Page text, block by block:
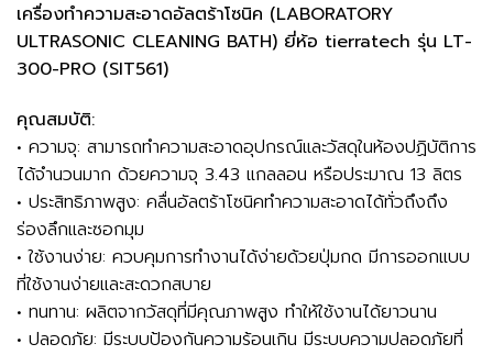
เครื่องทำความสะอาดอัลตร้าโซนิค (LABORATORY
ULTRASONIC CLEANING BATH) ยี่ห้อ tierratech รุ่น LT-
300-PRO (SIT561)
คุณสมบัติ:
• ความจุ: สามารถทำความสะอาดอุปกรณ์และวัสดุในห้องปฏิบัติการ
ได้จำนวนมาก ด้วยความจุ 3.43 แกลลอน หรือประมาณ 13 ลิตร
• ประสิทธิภาพสูง: คลื่นอัลตร้าโซนิคทำความสะอาดได้ทั่วถึงถึง
ร่องลึกและซอกมุม
• ใช้งานง่าย: ควบคุมการทำงานได้ง่ายด้วยปุ่มกด มีการออกแบบ
ที่ใช้งานง่ายและสะดวกสบาย
• ทนทาน: ผลิตจากวัสดุที่มีคุณภาพสูง ทำให้ใช้งานได้ยาวนาน
• ปลอดภัย: มีระบบป้องกันความร้อนเกิน มีระบบความปลอดภัยที่